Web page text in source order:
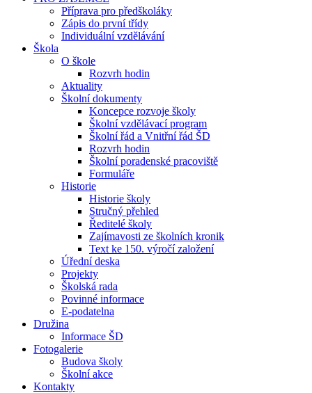
Příprava pro předškoláky
Zápis do první třídy
Individuální vzdělávání
Škola
O škole
Rozvrh hodin
Aktuality
Školní dokumenty
Koncepce rozvoje školy
Školní vzdělávací program
Školní řád a Vnitřní řád ŠD
Rozvrh hodin
Školní poradenské pracoviště
Formuláře
Historie
Historie školy
Stručný přehled
Ředitelé školy
Zajímavosti ze školních kronik
Text ke 150. výročí založení
Úřední deska
Projekty
Školská rada
Povinné informace
E-podatelna
Družina
Informace ŠD
Fotogalerie
Budova školy
Školní akce
Kontakty